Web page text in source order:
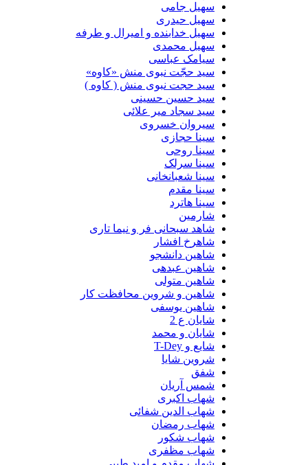
سهیل جامی
سهیل حیدری
سهیل خدابنده و امیرال و طرفه
سهیل محمدی
سیامک عباسی
سید حجّت نبوی منش «کاوه»
سید حجت نبوی منش ( کاوه )
سید حسین حسینى
سید سجاد میر علائی
سیروان خسروی
سینا حجازی
سینا روحی
سینا سرلک
سینا شعبانخانی
سینا مقدم
سینا هاترد
شارمین
شاهد سبحانی فر و نیما تاری
شاهرخ افشار
شاهین دانشجو
شاهین عبدهی
شاهین متولی
شاهین و شروین محافظت کار
شاهین یوسفی
شایان ع 2
شایان و محمد
شایع و T-Dey
شروین شایا
شمس آریان
شهاب اکبری
شهاب الدین شفائی
شهاب رمضان
شهاب شکور
شهاب مظفری